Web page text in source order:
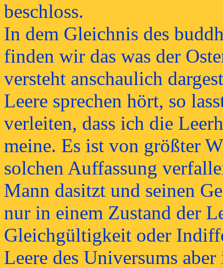
beschloss.
In dem Gleichnis des
finden wir das was der
versteht anschaulich
Leere sprechen hört, so
verleiten, dass ich die
meine. Es ist von größter
solchen Auffassung
Mann dasitzt und seinen
nur in einem Zustand der
Gleichgültigkeit oder
Leere des Universums